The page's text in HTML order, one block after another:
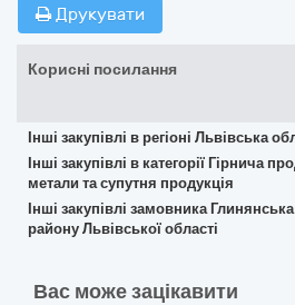
Друкувати
Корисні посилання
Інші закупівлі в регіоні Львівська
Інші закупівлі в категорії Гірнича
метали та супутня продукція
Інші закупівлі замовника
району Львівської області
Вас може зацікавити